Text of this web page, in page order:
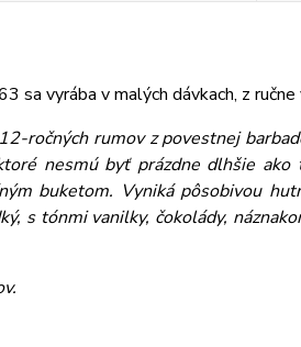
sa vyrába v malých dávkach, z
ročných rumov z povestnej
nesmú byť prázdne dlhšie
buketom. Vyniká pôsobivou
s tónmi vanilky, čokolády,